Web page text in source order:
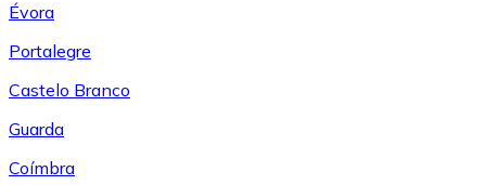
Évora
Portalegre
Castelo Branco
Guarda
Coímbra